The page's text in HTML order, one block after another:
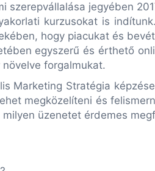
szerepvállalása jegyében
kurzusokat is
hogy piacukat és
egyszerű és érthető
forgalmukat.
Marketing Stratégia
megközelíteni és
üzenetet érdemes